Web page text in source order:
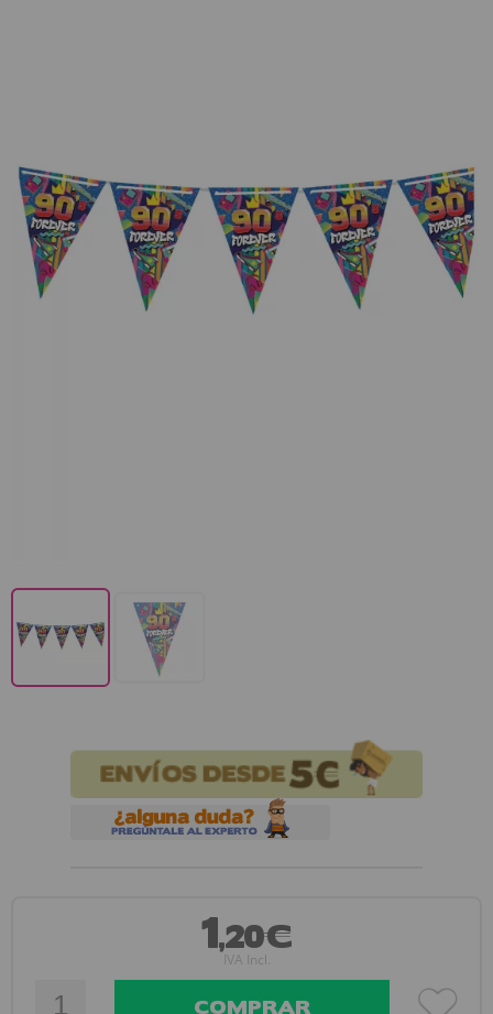
1,20€
IVA Incl.
COMPRAR